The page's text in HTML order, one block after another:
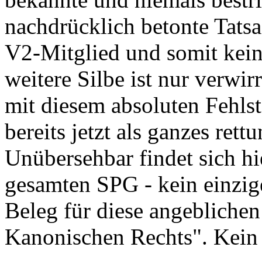
nachdrücklich betonte
V2-Mitglied und somit
weitere Silbe ist nur
mit diesem absoluten
bereits jetzt als ganzes
Unübersehbar findet sich
gesamten SPG - kein
Beleg für diese
Kanonischen Rechts".